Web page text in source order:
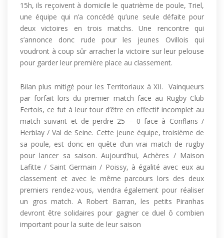
15h, ils reçoivent à domicile le quatrième de poule, Triel,
une équipe qui n’a concédé qu’une seule défaite pour
deux victoires en trois matchs. Une rencontre qui
s’annonce donc rude pour les jeunes Ovillois qui
voudront à coup sûr arracher la victoire sur leur pelouse
pour garder leur première place au classement.
Bilan plus mitigé pour les Territoriaux à XII. Vainqueurs
par forfait lors du premier match face au Rugby Club
Fertois, ce fut à leur tour d’être en effectif incomplet au
match suivant et de perdre 25 – 0 face à Conflans /
Herblay / Val de Seine. Cette jeune équipe, troisième de
sa poule, est donc en quête d’un vrai match de rugby
pour lancer sa saison. Aujourd’hui, Achères / Maison
Lafitte / Saint Germain / Poissy, à égalité avec eux au
classement et avec le même parcours lors des deux
premiers rendez-vous, viendra également pour réaliser
un gros match. A Robert Barran, les petits Piranhas
devront être solidaires pour gagner ce duel ô combien
important pour la suite de leur saison